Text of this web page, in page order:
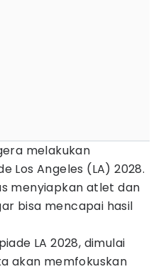
melakukan
Los Angeles (LA) 2028.
menyiapkan atlet dan
bisa mencapai hasil
LA 2028, dimulai
akan memfokuskan